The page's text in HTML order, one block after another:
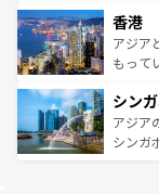
とつ。
ひ現地
が旅行
参照し
の活気
帯で自
いビー
激する
が待っ
た文化
香港
アジア
もって
み、ど
ており
うな絶
シン
アジア
シンガ